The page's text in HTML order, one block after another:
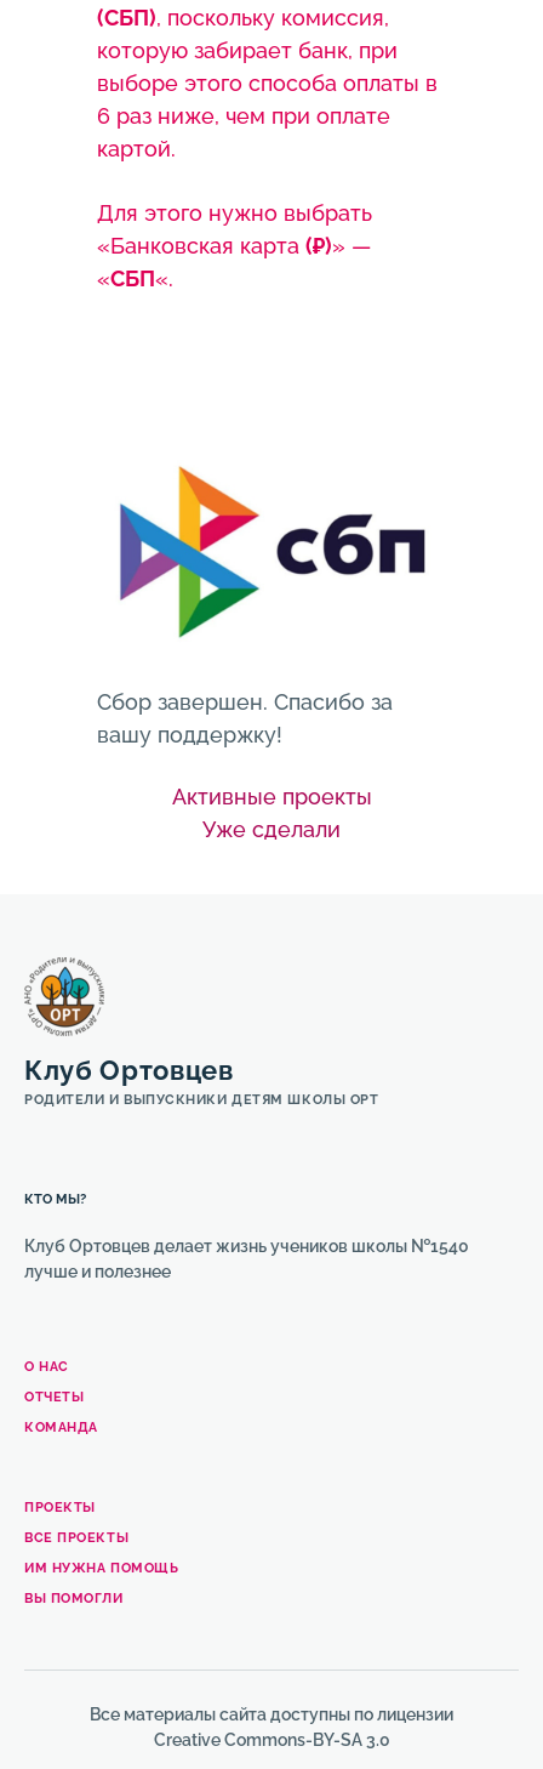
(СБП), поскольку комиссия,
которую забирает банк, при
выборе этого способа оплаты в
6 раз ниже, чем при оплате
картой.
Для этого нужно выбрать
«Банковская карта (₽)» —
«СБП«.
Сбор завершен. Спасибо за
вашу поддержку!
Активные проекты
Уже сделали
Клуб Ортовцев
РОДИТЕЛИ И ВЫПУСКНИКИ ДЕТЯМ ШКОЛЫ ОРТ
КТО МЫ?
Клуб Ортовцев делает жизнь учеников школы №1540
лучше и полезнее
О НАС
ОТЧЕТЫ
КОМАНДА
ПРОЕКТЫ
ВСЕ ПРОЕКТЫ
ИМ НУЖНА ПОМОЩЬ
ВЫ ПОМОГЛИ
Все материалы сайта доступны по лицензии
Creative Commons-BY-SA 3.0